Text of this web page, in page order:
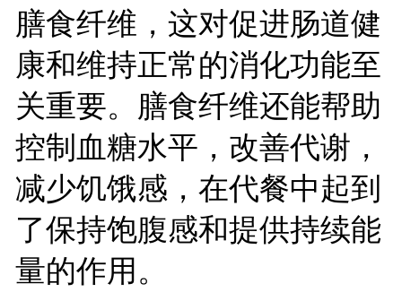
膳食纤维，这对促进肠道健
康和维持正常的消化功能至
关重要。膳食纤维还能帮助
控制血糖水平，改善代谢，
减少饥饿感，在代餐中起到
了保持饱腹感和提供持续能
量的作用。